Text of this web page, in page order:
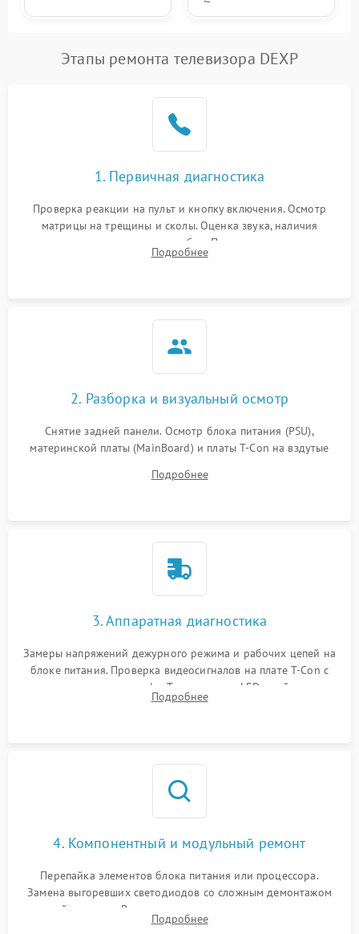
Этапы ремонта телевизора DEXP
1. Первичная диагностика
Проверка реакции на пульт и кнопку включения. Осмотр
матрицы на трещины и сколы. Оценка звука, наличия
подсветки и индикаторов ошибок. Подключение тестовых
источников сигнала для выявления симптомов поломки.
Подробнее
2. Разборка и визуальный осмотр
Снятие задней панели. Осмотр блока питания (PSU),
материнской платы (MainBoard) и платы T-Con на вздутые
Проверка надежности фиксации и целостности шлейфов.
Подробнее
3. Аппаратная диагностика
Замеры напряжений дежурного режима и рабочих цепей на
блоке питания. Проверка видеосигналов на плате T-Con с
помощью осциллографа. Тестирование LED-драйвера и
светодиодных планок подсветки мультиметром.
Подробнее
4. Компонентный и модульный ремонт
Перепайка элементов блока питания или процессора.
Замена выгоревших светодиодов со сложным демонтажом
хрупкой матрицы. Восстановление поврежденных дорожек,
прошивка микросхем памяти EEPROM
Подробнее